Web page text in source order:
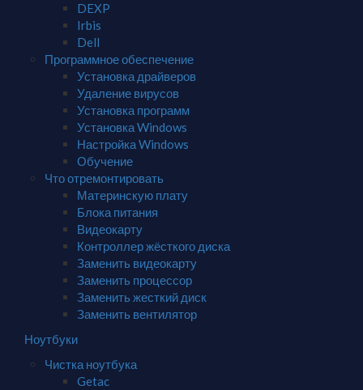
DEXP
Irbis
Dell
Программное обеспечение
Установка драйверов
Удаление вирусов
Установка программ
Установка Windows
Настройка Windows
Обучение
Что отремонтировать
Материнскую плату
Блока питания
Видеокарту
Контроллер жёсткого диска
Заменить видеокарту
Заменить процессор
Заменить жесткий диск
Заменить вентилятор
Ноутбуки
Чистка ноутбука
Getac